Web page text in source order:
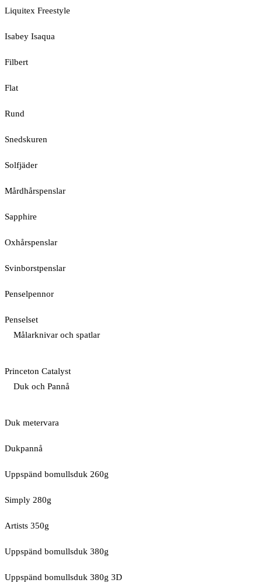
Liquitex Freestyle
Isabey Isaqua
Filbert
Flat
Rund
Snedskuren
Solfjäder
Mårdhårspenslar
Sapphire
Oxhårspenslar
Svinborstpenslar
Penselpennor
Penselset
Målarknivar och spatlar
Princeton Catalyst
Duk och Pannå
Duk metervara
Dukpannå
Uppspänd bomullsduk 260g
Simply 280g
Artists 350g
Uppspänd bomullsduk 380g
Uppspänd bomullsduk 380g 3D